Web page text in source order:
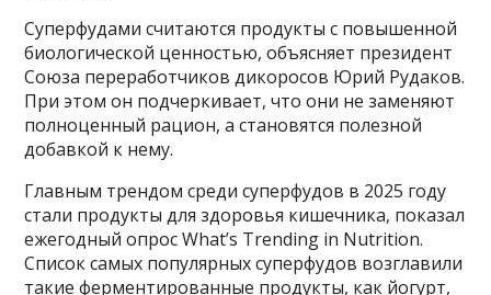
Суперфудами считаются продукты с повышенной
биологической ценностью, объясняет президент
Союза переработчиков дикоросов Юрий Рудаков.
При этом он подчеркивает, что они не заменяют
полноценный рацион, а становятся полезной
добавкой к нему.
Главным трендом среди суперфудов в 2025 году
стали продукты для здоровья кишечника, показал
ежегодный опрос What’s Trending in Nutrition.
Список самых популярных суперфудов возглавили
такие ферментированные продукты, как йогурт,